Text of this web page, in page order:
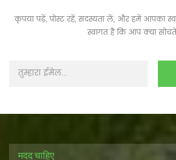
कृपया पढ़ें, पोस्ट रहें, सदस्यता लें, और हमें आपका
स्वागत है कि आप क्या
मदद चाहिए